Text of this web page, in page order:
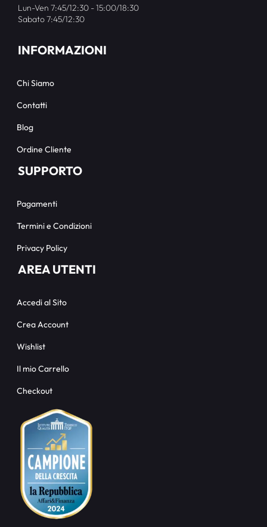
Lun-Ven 7:45/12:30 - 15:00/18:30
Sabato 7:45/12:30
INFORMAZIONI
Chi Siamo
Contatti
Blog
Ordine Cliente
SUPPORTO
Pagamenti
Termini e Condizioni
Privacy Policy
AREA UTENTI
Accedi al Sito
Crea Account
Wishlist
Il mio Carrello
Checkout